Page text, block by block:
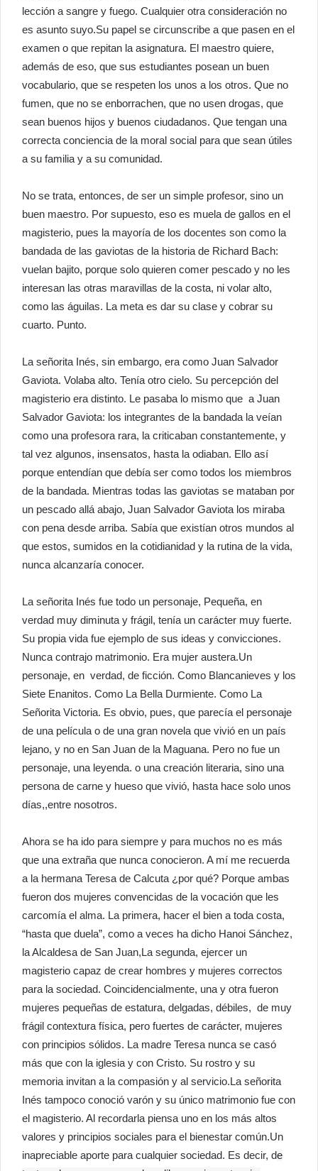
lección a sangre y fuego. Cualquier otra consideración no
es asunto suyo.Su papel se circunscribe a que pasen en el
examen o que repitan la asignatura. El maestro quiere,
además de eso, que sus estudiantes posean un buen
vocabulario, que se respeten los unos a los otros. Que no
fumen, que no se enborrachen, que no usen drogas, que
sean buenos hijos y buenos ciudadanos. Que tengan una
correcta conciencia de la moral social para que sean útiles
a su familia y a su comunidad.
No se trata, entonces, de ser un simple profesor, sino un
buen maestro. Por supuesto, eso es muela de gallos en el
magisterio, pues la mayoría de los docentes son como la
bandada de las gaviotas de la historia de Richard Bach:
vuelan bajito, porque solo quieren comer pescado y no les
interesan las otras maravillas de la costa, ni volar alto,
como las águilas. La meta es dar su clase y cobrar su
cuarto. Punto.
La señorita Inés, sin embargo, era como Juan Salvador
Gaviota. Volaba alto. Tenía otro cielo. Su percepción del
magisterio era distinto. Le pasaba lo mismo que a Juan
Salvador Gaviota: los integrantes de la bandada la veían
como una profesora rara, la criticaban constantemente, y
tal vez algunos, insensatos, hasta la odiaban. Ello así
porque entendían que debía ser como todos los miembros
de la bandada. Mientras todas las gaviotas se mataban por
un pescado allá abajo, Juan Salvador Gaviota los miraba
con pena desde arriba. Sabía que existían otros mundos al
que estos, sumidos en la cotidianidad y la rutina de la vida,
nunca alcanzaría conocer.
La señorita Inés fue todo un personaje, Pequeña, en
verdad muy diminuta y frágil, tenía un carácter muy fuerte.
Su propia vida fue ejemplo de sus ideas y convicciones.
Nunca contrajo matrimonio. Era mujer austera.Un
personaje, en verdad, de ficción. Como Blancanieves y los
Siete Enanitos. Como La Bella Durmiente. Como La
Señorita Victoria. Es obvio, pues, que parecía el personaje
de una película o de una gran novela que vivió en un país
lejano, y no en San Juan de la Maguana. Pero no fue un
personaje, una leyenda. o una creación literaria, sino una
persona de carne y hueso que vivió, hasta hace solo unos
días,,entre nosotros.
Ahora se ha ido para siempre y para muchos no es más
que una extraña que nunca conocieron. A mí me recuerda
a la hermana Teresa de Calcuta ¿por qué? Porque ambas
fueron dos mujeres convencidas de la vocación que les
carcomía el alma. La primera, hacer el bien a toda costa,
“hasta que duela”, como a veces ha dicho Hanoi Sánchez,
la Alcaldesa de San Juan,La segunda, ejercer un
magisterio capaz de crear hombres y mujeres correctos
para la sociedad. Coincidencialmente, una y otra fueron
mujeres pequeñas de estatura, delgadas, débiles, de muy
frágil contextura física, pero fuertes de carácter, mujeres
con principios sólidos. La madre Teresa nunca se casó
más que con la iglesia y con Cristo. Su rostro y su
memoria invitan a la compasión y al servicio.La señorita
Inés tampoco conoció varón y su único matrimonio fue con
el magisterio. Al recordarla piensa uno en los más altos
valores y principios sociales para el bienestar común.Un
inapreciable aporte para cualquier sociedad. Es decir, de